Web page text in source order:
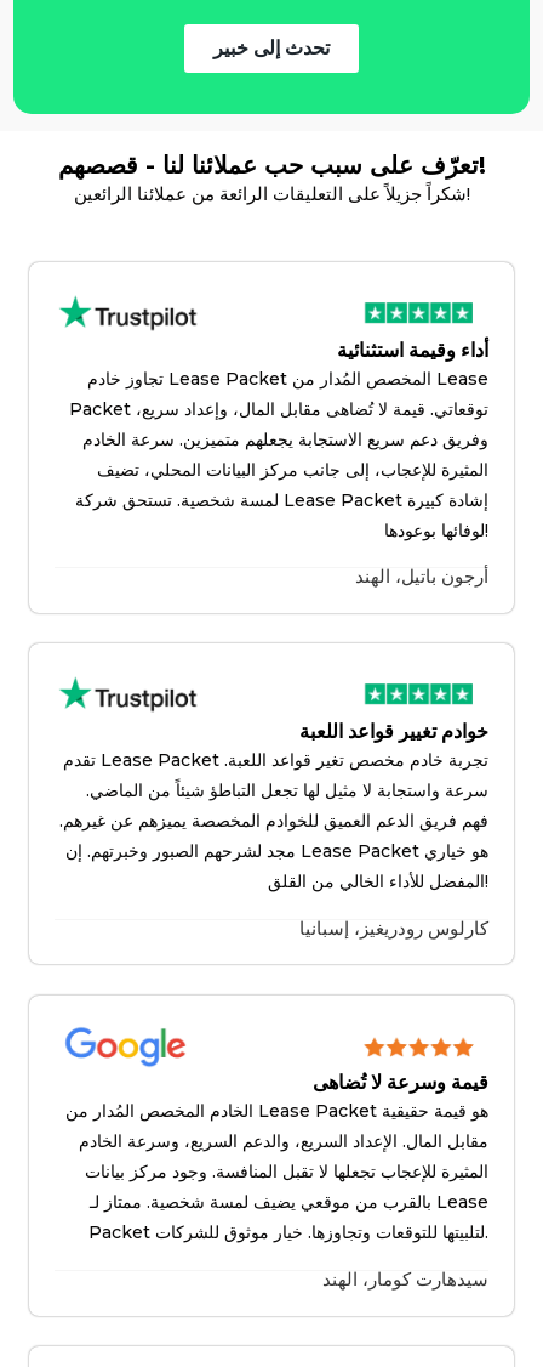
تحدث إلى خبير
تعرّف على سبب حب عملائنا لنا - قصصهم!
شكراً جزيلاً على التعليقات الرائعة من عملائنا الرائعين!
أداء وقيمة استثنائية
تجاوز خادم Lease Packet المخصص المُدار من Lease
Packet توقعاتي. قيمة لا تُضاهى مقابل المال، وإعداد سريع،
وفريق دعم سريع الاستجابة يجعلهم متميزين. سرعة الخادم
المثيرة للإعجاب، إلى جانب مركز البيانات المحلي، تضيف
لمسة شخصية. تستحق شركة Lease Packet إشادة كبيرة
لوفائها بوعودها!
أرجون باتيل، الهند
خوادم تغيير قواعد اللعبة
تقدم Lease Packet تجربة خادم مخصص تغير قواعد اللعبة.
سرعة واستجابة لا مثيل لها تجعل التباطؤ شيئاً من الماضي.
فهم فريق الدعم العميق للخوادم المخصصة يميزهم عن غيرهم.
مجد لشرحهم الصبور وخبرتهم. إن Lease Packet هو خياري
المفضل للأداء الخالي من القلق!
كارلوس رودريغيز، إسبانيا
قيمة وسرعة لا تُضاهى
الخادم المخصص المُدار من Lease Packet هو قيمة حقيقية
مقابل المال. الإعداد السريع، والدعم السريع، وسرعة الخادم
المثيرة للإعجاب تجعلها لا تقبل المنافسة. وجود مركز بيانات
بالقرب من موقعي يضيف لمسة شخصية. ممتاز لـ Lease
Packet لتلبيتها للتوقعات وتجاوزها. خيار موثوق للشركات.
سيدهارت كومار، الهند